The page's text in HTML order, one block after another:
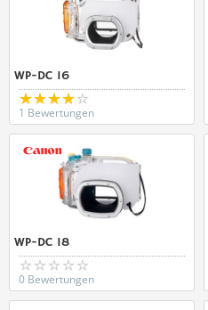
WP-DC 16
1 Bewertungen
WP-DC 18
0 Bewertungen